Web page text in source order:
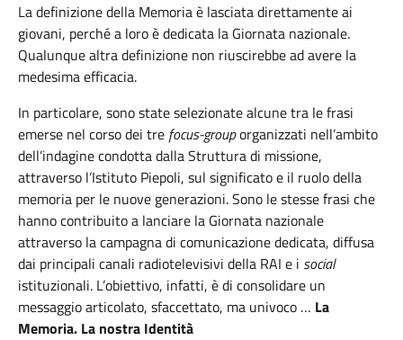
La definizione della Memoria è lasciata direttamente ai
giovani, perché a loro è dedicata la Giornata nazionale.
Qualunque altra definizione non riuscirebbe ad avere la
medesima efficacia.
In particolare, sono state selezionate alcune tra le frasi
emerse nel corso dei tre focus-grouporganizzati nell’ambito
dell’indagine condotta dalla Struttura di missione,
attraverso l’Istituto Piepoli, sul significato e il ruolo della
memoria per le nuove generazioni. Sono le stesse frasi che
hanno contribuito a lanciare la Giornata nazionale
attraverso la campagna di comunicazione dedicata, diffusa
dai principali canali radiotelevisivi della RAI e i social
istituzionali. L’obiettivo, infatti, è di consolidare un
messaggio articolato, sfaccettato, ma univoco … La
Memoria. La nostra Identità